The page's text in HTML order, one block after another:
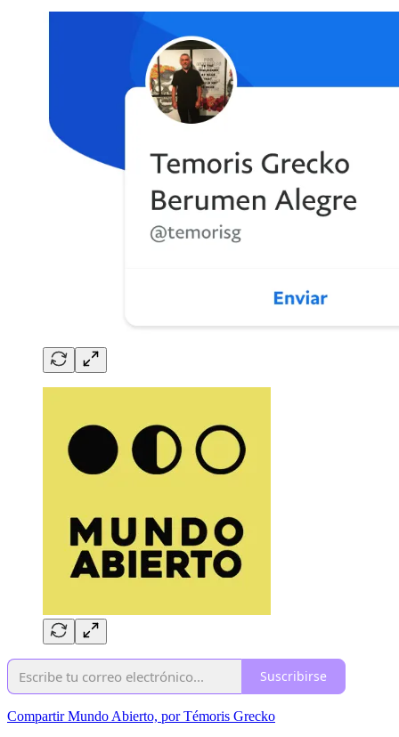
Suscribirse
Compartir Mundo Abierto, por Témoris Grecko